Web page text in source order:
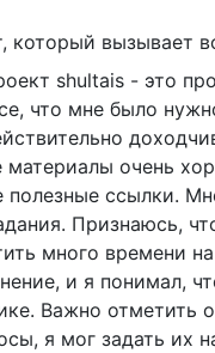
который вызывает
shultais - это
что мне было
материалы очень
полезные ссылки.
Признаюсь,
много времени
и я понимал,
Важно отметить
я мог задать их